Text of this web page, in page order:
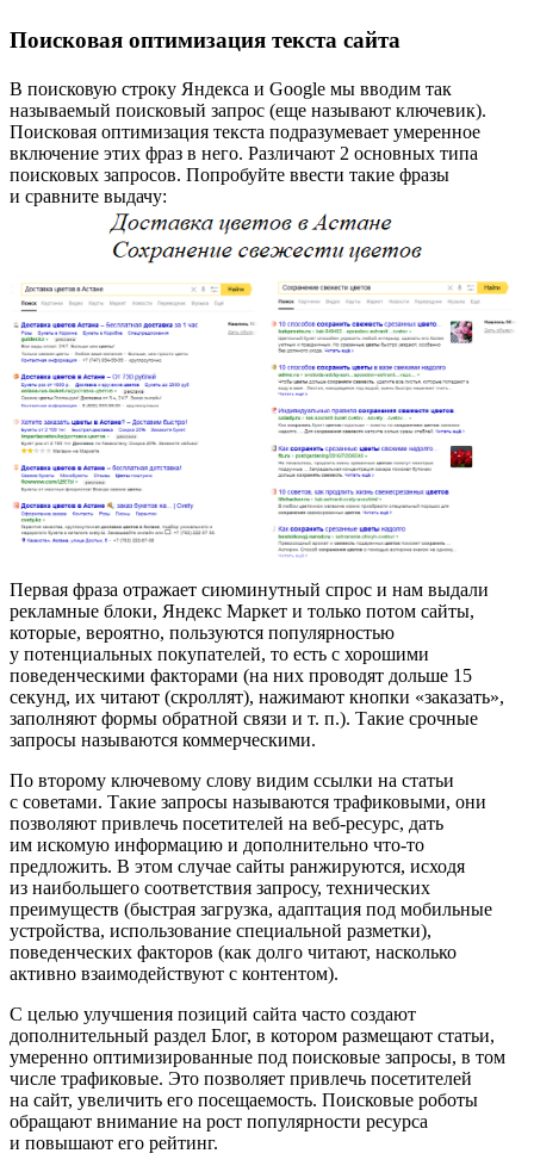
Поисковая оптимизация текста сайта
В поисковую строку Яндекса и Google мы вводим так
называемый поисковый запрос (еще называют ключевик).
Поисковая оптимизация текста подразумевает умеренное
включение этих фраз в него. Различают 2 основных типа
поисковых запросов. Попробуйте ввести такие фразы
и сравните выдачу:
Первая фраза отражает сиюминутный спрос и нам выдали
рекламные блоки, Яндекс Маркет и только потом сайты,
которые, вероятно, пользуются популярностью
у потенциальных покупателей, то есть с хорошими
поведенческими факторами (на них проводят дольше 15
секунд, их читают (скроллят), нажимают кнопки «заказать»,
заполняют формы обратной связи и т. п.). Такие срочные
запросы называются коммерческими.
По второму ключевому слову видим ссылки на статьи
с советами. Такие запросы называются трафиковыми, они
позволяют привлечь посетителей на веб-ресурс, дать
им искомую информацию и дополнительно что-то
предложить. В этом случае сайты ранжируются, исходя
из наибольшего соответствия запросу, технических
преимуществ (быстрая загрузка, адаптация под мобильные
устройства, использование специальной разметки),
поведенческих факторов (как долго читают, насколько
активно взаимодействуют с контентом).
С целью улучшения позиций сайта часто создают
дополнительный раздел Блог, в котором размещают статьи,
умеренно оптимизированные под поисковые запросы, в том
числе трафиковые. Это позволяет привлечь посетителей
на сайт, увеличить его посещаемость. Поисковые роботы
обращают внимание на рост популярности ресурса
и повышают его рейтинг.